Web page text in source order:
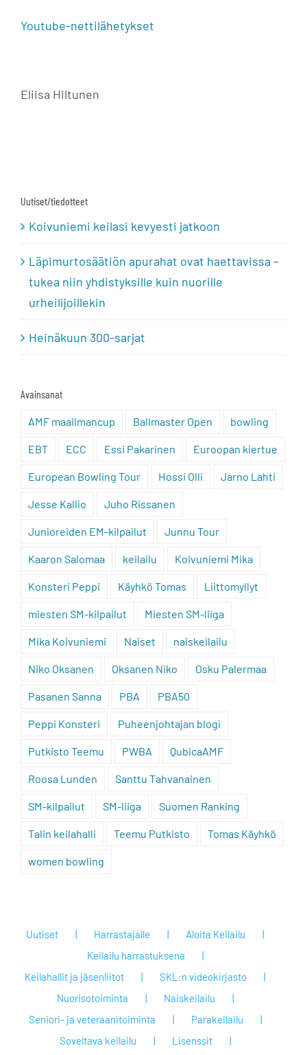
Youtube-nettilähetykset
Eliisa Hiltunen
Uutiset/tiedotteet
Koivuniemi keilasi kevyesti jatkoon
Läpimurtosäätiön apurahat ovat haettavissa –
tukea niin yhdistyksille kuin nuorille
urheilijoillekin
Heinäkuun 300-sarjat
Avainsanat
AMF maailmancup Ballmaster Open bowling
EBT ECC Essi Pakarinen Euroopan kiertue
European Bowling Tour Hossi Olli Jarno Lahti
Jesse Kallio Juho Rissanen
Junioreiden EM-kilpailut Junnu Tour
Kaaron Salomaa keilailu Koivuniemi Mika
Konsteri Peppi Käyhkö Tomas Liittomyllyt
miesten SM-kilpailut Miesten SM-liiga
Mika Koivuniemi Naiset naiskeilailu
Niko Oksanen Oksanen Niko Osku Palermaa
Pasanen Sanna PBA PBA50
Peppi Konsteri Puheenjohtajan blogi
Putkisto Teemu PWBA QubicaAMF
Roosa Lunden Santtu Tahvanainen
SM-kilpailut SM-liiga Suomen Ranking
Talin keilahalli Teemu Putkisto Tomas Käyhkö
women bowling
Uutiset Harrastajalle
Aloita Keilailu
Keilailu harrastuksena
Keilahallit ja jäsenliitot
SKL:n videokirjasto
Nuorisotoiminta
Naiskeilailu
Seniori- ja veteraanitoiminta
Parakeilailu
Soveltava keilailu
Lisenssit